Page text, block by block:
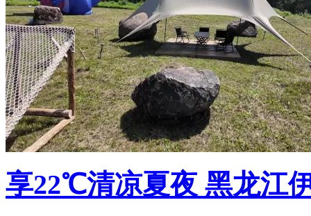
享22℃清凉夏夜 黑龙江